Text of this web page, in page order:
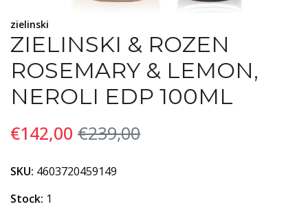
zielinski
ZIELINSKI & ROZEN
ROSEMARY & LEMON,
NEROLI EDP 100ML
€142,00 €239,00
SKU: 4603720459149
Stock: 1